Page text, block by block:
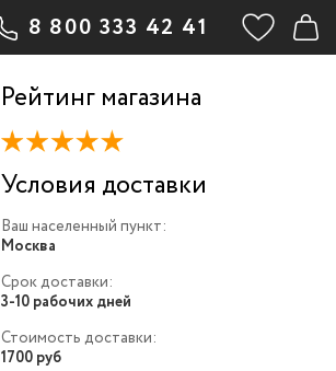
8 800 333 42 41
Рейтинг магазина
Условия доставки
Ваш населенный пункт:
Москва
Срок доставки:
3-10 рабочих дней
Стоимость доставки:
1700 руб